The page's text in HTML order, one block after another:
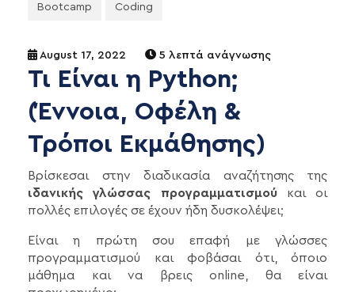
Bootcamp Coding
August 17, 2022 5 λεπτά ανάγνωσης
Τι Είναι η Python;
(Έννοια, Οφέλη &
Τρόποι Εκμάθησης)
Βρίσκεσαι στην διαδικασία αναζήτησης της
ιδανικής γλώσσας προγραμματισμούκαι οι
πολλές επιλογές σε έχουν ήδη δυσκολέψει;
Είναι η πρώτη σου επαφή με γλώσσες
προγραμματισμού και φοβάσαι ότι, όποιο
μάθημα και να βρεις online, θα είναι